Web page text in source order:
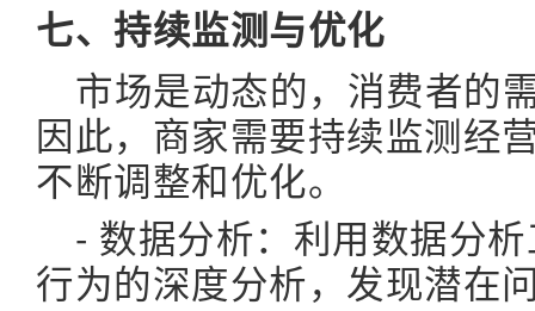
七、持续监测与优化
市场是动态的，消费者的
因此，商家需要持续监测经
不断调整和优化。
- 数据分析：利用数据分
行为的深度分析，发现潜在